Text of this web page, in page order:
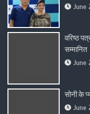
June
वरिष्ठ
सम्मानित
June
सोनी के
June